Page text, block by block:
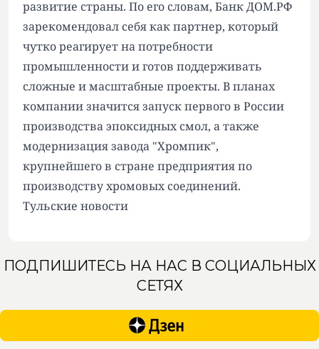
развитие страны. По его словам, Банк ДОМ.РФ
зарекомендовал себя как партнер, который
чутко реагирует на потребности
промышленности и готов поддерживать
сложные и масштабные проекты. В планах
компании значится запуск первого в России
производства эпоксидных смол, а также
модернизация завода "Хромпик",
крупнейшего в стране предприятия по
производству хромовых соединений.
Тульские новости
ПОДПИШИТЕСЬ НА НАС В СОЦИАЛЬНЫХ
СЕТЯХ